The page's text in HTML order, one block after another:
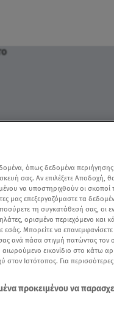
αναζήτησης
όπως δεδομένα
σας. Αν επιλέξετε Αποδοχή,
να υποστηριχθούν οι σκοποί
μας επεξεργαζόμαστε τα
τη συγκατάθεσή σας, οι
ορισμένο περιεχόμενο και
εσάς. Μπορείτε να
ανά πάσα στιγμή πατώντας τον
εικονίδιο στο κάτω
στον Ιστότοπος. Για
προκειμένου να